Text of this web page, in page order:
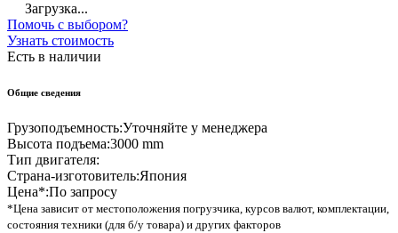
Загрузка...
Помочь с выбором?
Узнать стоимость
Есть в наличии
Общие сведения
Грузоподъемность:Уточняйте у менеджера
Высота подъема:3000 mm
Тип двигателя:
Страна-изготовитель:Япония
Цена*:По запросу
*Цена зависит от местоположения погрузчика, курсов валют, комплектации,
состояния техники (для б/у товара) и других факторов